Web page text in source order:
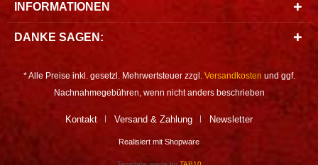
INFORMATIONEN
DANKE SAGEN:
* Alle Preise inkl. gesetzl. Mehrwertsteuer zzgl. Versandkosten und ggf.
Nachnahmegebühren, wenn nicht anders beschrieben
Kontakt Versand & Zahlung Newsletter
Realisiert mit Shopware